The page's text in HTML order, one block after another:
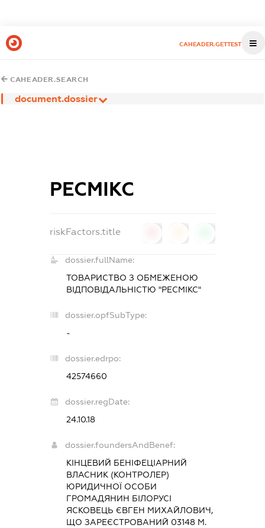
CAHEADER.GETTEST
CAHEADER.SEARCH
document.dossier
РЕСМІКС
riskFactors.title
dossier.fullName:
ТОВАРИСТВО З ОБМЕЖЕНОЮ
ВІДПОВІДАЛЬНІСТЮ "РЕСМІКС"
dossier.opfSubType:
-
dossier.edrpo:
42574660
dossier.regDate:
24.10.18
dossier.foundersAndBenef:
КІНЦЕВИЙ БЕНІФЕЦІАРНИЙ
ВЛАСНИК (КОНТРОЛЕР)
ЮРИДИЧНОЇ ОСОБИ
ГРОМАДЯНИН БІЛОРУСІ
ЯСКОВЕЦЬ ЄВГЕН МИХАЙЛОВИЧ,
ЩО ЗАРЕЄСТРОВАНИЙ 03148 М.